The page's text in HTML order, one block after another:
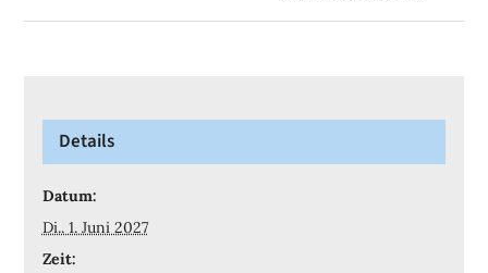
Details
Datum:
Di.. 1. Juni 2027
Zeit: